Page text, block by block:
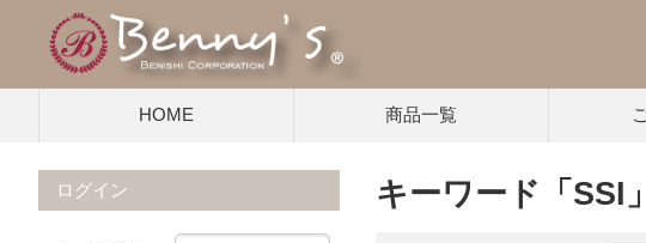
HOME 商品一覧
キーワード「SSI
ログイン